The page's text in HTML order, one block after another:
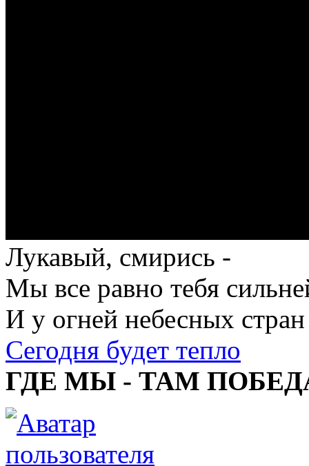
Лукавый, смирись -
Мы все равно тебя
И у огней небесных стран
Сегодня будет тепло
ГДЕ МЫ - ТАМ